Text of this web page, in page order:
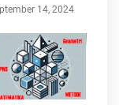
14, 2024